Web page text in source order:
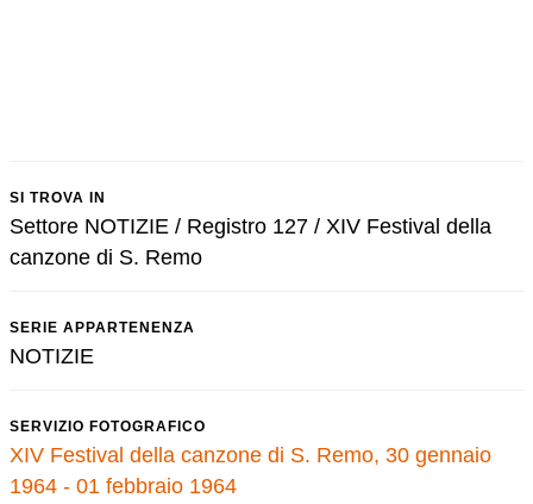
SI TROVA IN
Settore NOTIZIE / Registro 127 / XIV Festival della
canzone di S. Remo
SERIE APPARTENENZA
NOTIZIE
SERVIZIO FOTOGRAFICO
XIV Festival della canzone di S. Remo, 30 gennaio
1964 - 01 febbraio 1964